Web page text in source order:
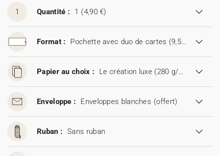
Codes promo
1 Quantité : 1 (4,90 €)
Format : Pochette avec duo de cartes (9,5 x 21 cm)
Papier au choix : Le création luxe (280 g/m²)
Enveloppe : Enveloppes blanches (offert)
Ruban : Sans ruban